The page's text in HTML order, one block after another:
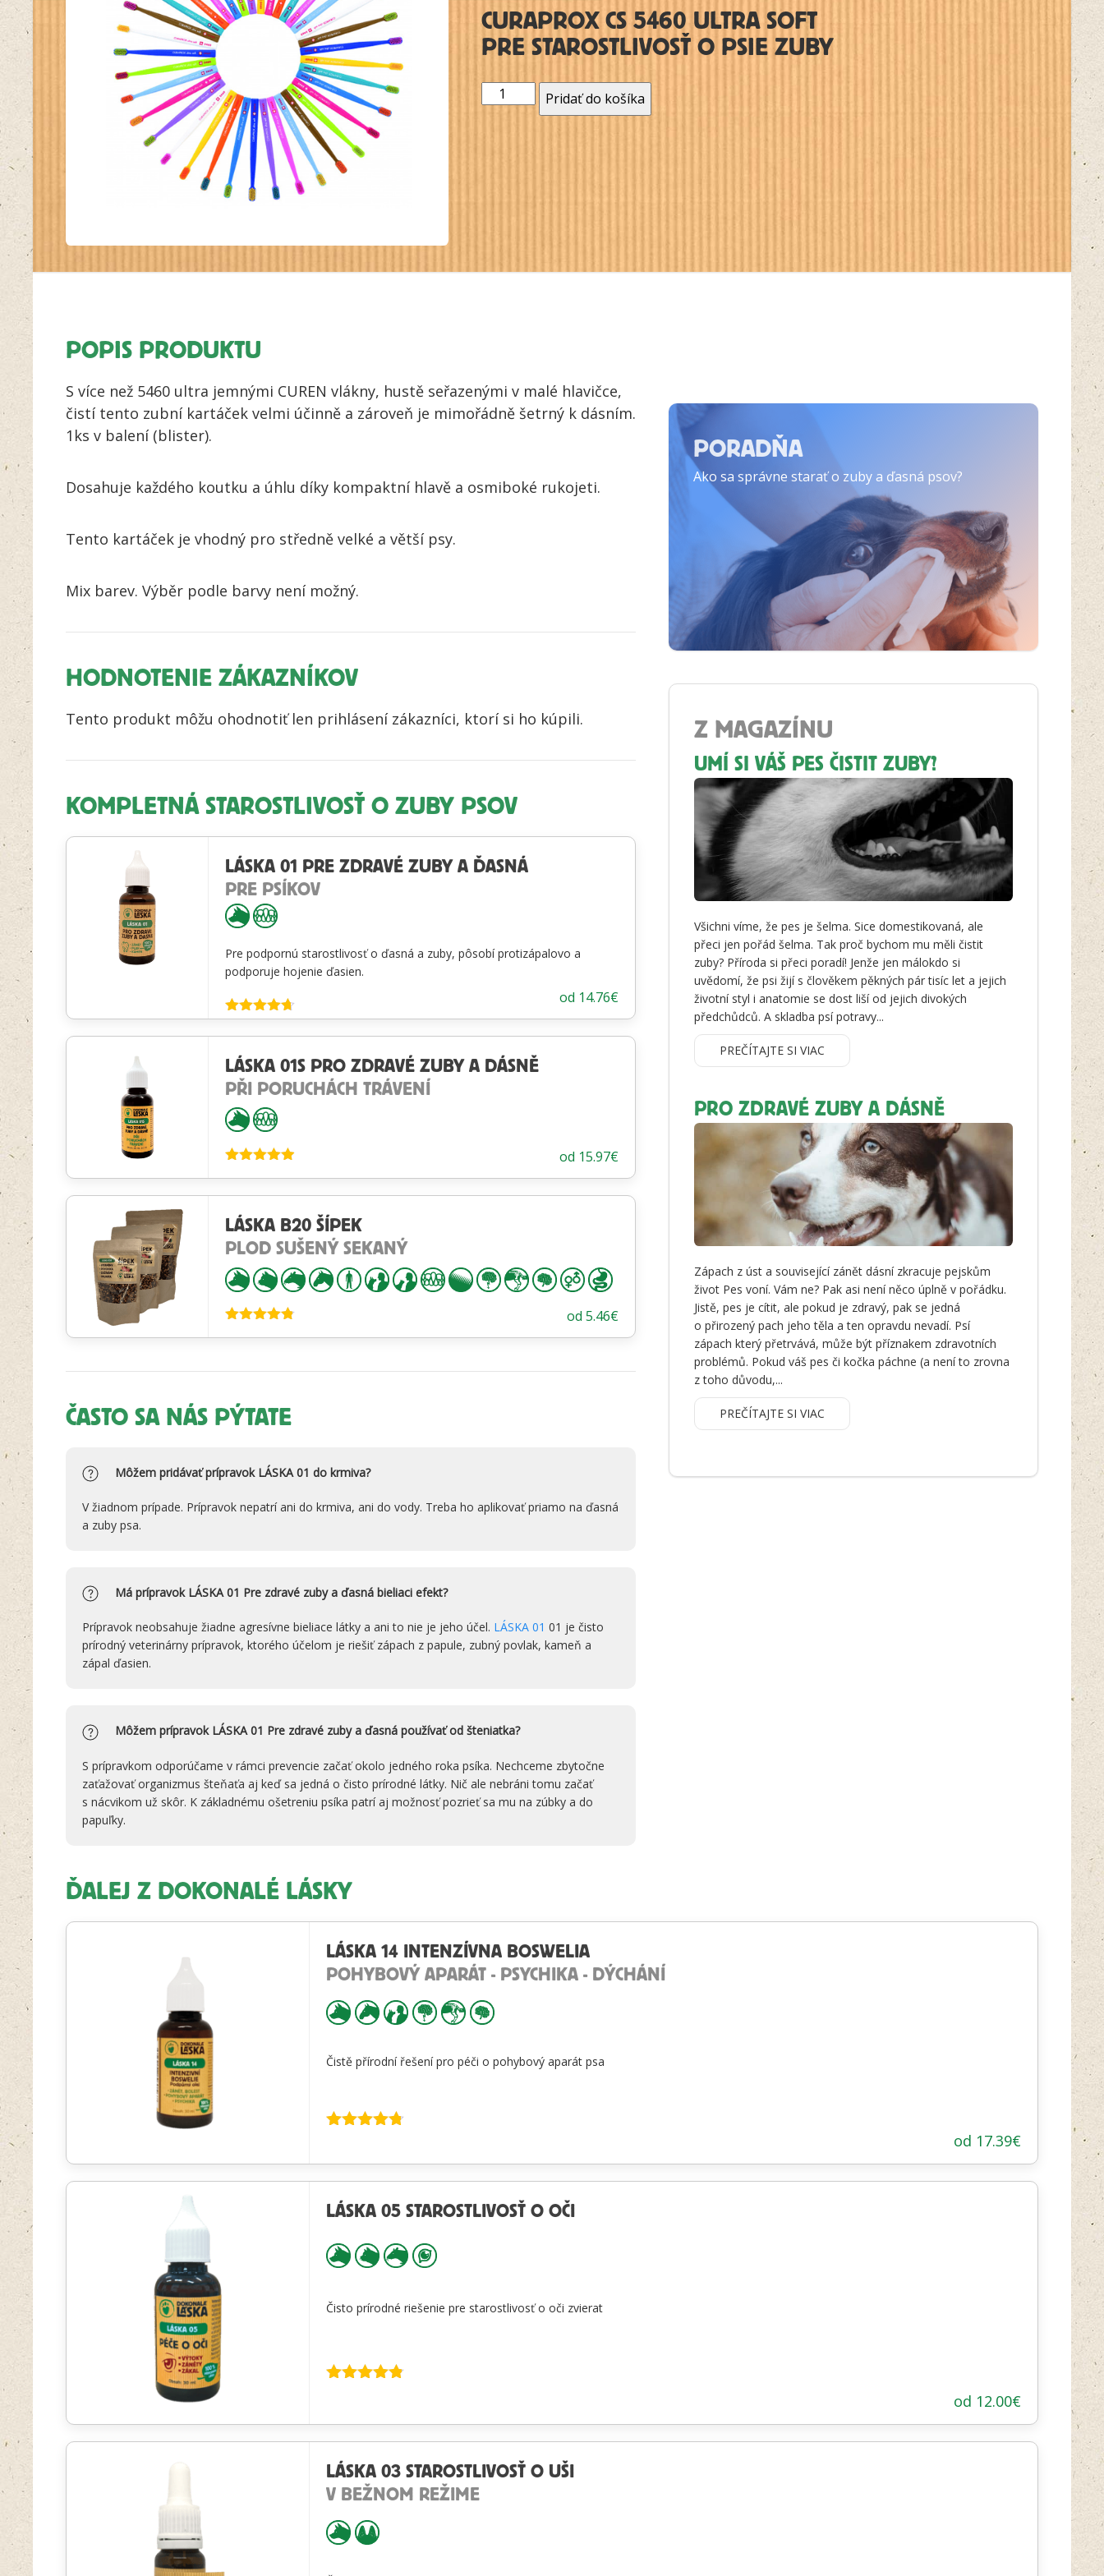
CURAPROX CS 5460 ULTRA SOFT
PRE STAROSTLIVOSŤ O PSIE ZUBY
množstvo
Kefka
Pridať do košíka
POPIS PRODUKTU
S více než 5460 ultra jemnými CUREN vlákny, hustě seřazenými v malé hlavičce,
čistí tento zubní kartáček velmi účinně a zároveň je mimořádně šetrný k dásním.
1ks v balení (blister).
Dosahuje každého koutku a úhlu díky kompaktní hlavě a osmiboké rukojeti.
Tento kartáček je vhodný pro středně velké a větší psy.
Mix barev. Výběr podle barvy není možný.
HODNOTENIE ZÁKAZNÍKOV
Tento produkt môžu ohodnotiť len prihlásení zákazníci, ktorí si ho kúpili.
KOMPLETNÁ STAROSTLIVOSŤ O ZUBY PSOV
LÁSKA 01 PRE ZDRAVÉ ZUBY A ĎASNÁ
PRE PSÍKOV
Pre podpornú starostlivosť o ďasná a zuby, pôsobí protizápalovo a
podporuje hojenie ďasien.
Hodnotenie
4.65z 5
od 14.76€
LÁSKA 01S PRO ZDRAVÉ ZUBY A DÁSNĚ
PŘI PORUCHÁCH TRÁVENÍ
od 15.97€
LÁSKA B20 ŠÍPEK
PLOD SUŠENÝ SEKANÝ
od5.46€
ČASTO SA NÁS PÝTATE
Môžem pridávať prípravok LÁSKA 01 do krmiva?
V žiadnom prípade. Prípravok nepatrí ani do krmiva, ani do vody. Treba ho aplikovať priamo na ďasná
a zuby psa.
Má prípravok LÁSKA 01 Pre zdravé zuby a ďasná bieliaci efekt?
Prípravok neobsahuje žiadne agresívne bieliace látky a ani to nie je jeho účel. LÁSKA 01 01 je čisto
prírodný veterinárny prípravok, ktorého účelom je riešiť zápach z papule, zubný povlak, kameň a
zápal ďasien.
Môžem prípravok LÁSKA 01 Pre zdravé zuby a ďasná používať od šteniatka?
S prípravkom odporúčame v rámci prevencie začať okolo jedného roka psíka. Nechceme zbytočne
zaťažovať organizmus šteňaťa aj keď sa jedná o čisto prírodné látky. Nič ale nebráni tomu začať
s nácvikom už skôr. K základnému ošetreniu psíka patrí aj možnosť pozrieť sa mu na zúbky a do
papuľky.
PORADŇA
Ako sa správne starať o zuby a ďasná psov?
Z MAGAZÍNU
UMÍ SI VÁŠ PES ČISTIT ZUBY?
Všichni víme, že pes je šelma. Sice domestikovaná, ale
přeci jen pořád šelma. Tak proč bychom mu měli čistit
zuby? Příroda si přeci poradí! Jenže jen málokdo si
uvědomí, že psi žijí s člověkem pěkných pár tisíc let a jejich
životní styl i anatomie se dost liší od jejich divokých
předchůdců. A skladba psí potravy...
PREČÍTAJTE SI VIAC
PRO ZDRAVÉ ZUBY A DÁSNĚ
Zápach z úst a související zánět dásní zkracuje pejskům
život Pes voní. Vám ne? Pak asi není něco úplně v pořádku.
Jistě, pes je cítit, ale pokud je zdravý, pak se jedná
o přirozený pach jeho těla a ten opravdu nevadí. Psí
zápach který přetrvává, může být příznakem zdravotních
problémů. Pokud váš pes či kočka páchne (a není to zrovna
z toho důvodu,...
PREČÍTAJTE SI VIAC
ĎALEJ Z DOKONALÉ LÁSKY
LÁSKA 14 INTENZÍVNA BOSWELIA
POHYBOVÝ APARÁT - PSYCHIKA - DÝCHÁNÍ
Čistě přírodní řešení pro péči o pohybový aparát psa
od 17.39€
LÁSKA 05 STAROSTLIVOSŤ O OČI
Čisto prírodné riešenie pre starostlivosť o oči zvierat
od 12.00€
LÁSKA 03 STAROSTLIVOSŤ O UŠI
V BEŽNOM REŽIME